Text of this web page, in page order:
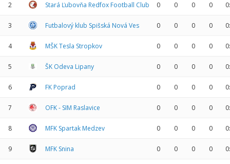
2 Stará Ľubovňa Redfox Football Club 0 0 0 0
3 Futbalový klub Spišská Nová Ves 0 0 0 0
4 MŠK Tesla Stropkov 0 0 0 0
5 ŠK Odeva Lipany 0 0 0 0
6 FK Poprad 0 0 0 0
7 OFK - SIM Raslavice 0 0 0 0
8 MFK Spartak Medzev 0 0 0 0
9 MFK Snina 0 0 0 0